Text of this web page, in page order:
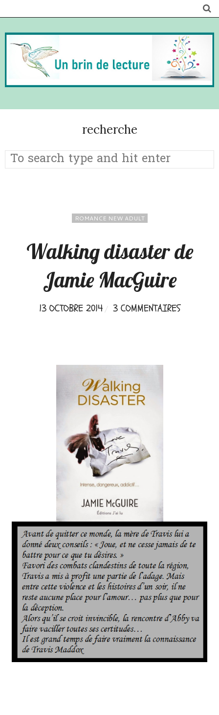
recherche
ROMANCE NEW ADULT
Walking disaster de
Jamie MacGuire
13 OCTOBRE 2014 3 COMMENTAIRES